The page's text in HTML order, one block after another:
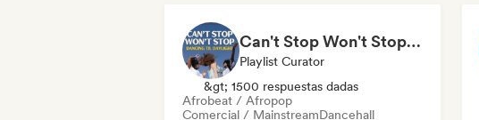
Can't Stop Won't Stop 🪩 Electropop, Dance-Pop & Nu Disco
Playlist Curator
&gt; 1500 respuestas dadas
Afrobeat / Afropop
Comercial / MainstreamDancehall